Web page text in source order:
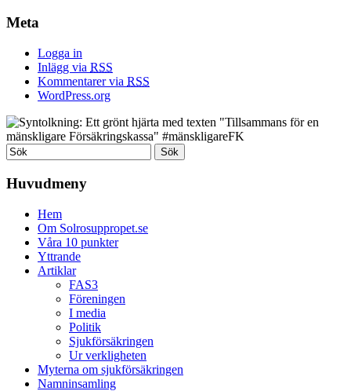
Meta
Logga in
Inlägg via RSS
Kommentarer via RSS
WordPress.org
Huvudmeny
Hem
Om Solrosuppropet.se
Våra 10 punkter
Yttrande
Artiklar
FAS3
Föreningen
I media
Politik
Sjukförsäkringen
Ur verkligheten
Myterna om sjukförsäkringen
Namninsamling